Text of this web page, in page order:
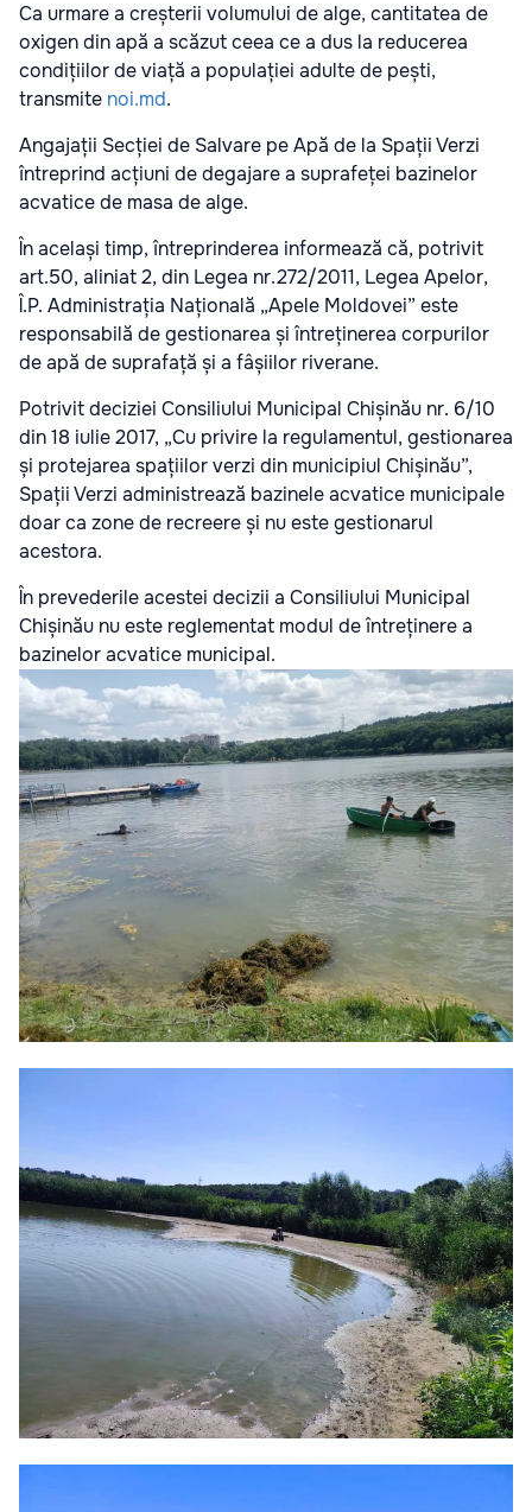
Ca urmare a creșterii volumului de alge, cantitatea de
oxigen din apă a scăzut ceea ce a dus la reducerea
condițiilor de viață a populației adulte de pești,
transmite noi.md.
Angajații Secției de Salvare pe Apă de la Spații Verzi
întreprind acțiuni de degajare a suprafeței bazinelor
acvatice de masa de alge.
În același timp, întreprinderea informează că, potrivit
art.50, aliniat 2, din Legea nr.272/2011, Legea Apelor,
Î.P. Administrația Națională „Apele Moldovei” este
responsabilă de gestionarea și întreținerea corpurilor
de apă de suprafață și a fâșiilor riverane.
Potrivit deciziei Consiliului Municipal Chișinău nr. 6/10
din 18 iulie 2017, „Cu privire la regulamentul, gestionarea
și protejarea spațiilor verzi din municipiul Chișinău”,
Spații Verzi administrează bazinele acvatice municipale
doar ca zone de recreere și nu este gestionarul
acestora.
În prevederile acestei decizii a Consiliului Municipal
Chișinău nu este reglementat modul de întreținere a
bazinelor acvatice municipal.